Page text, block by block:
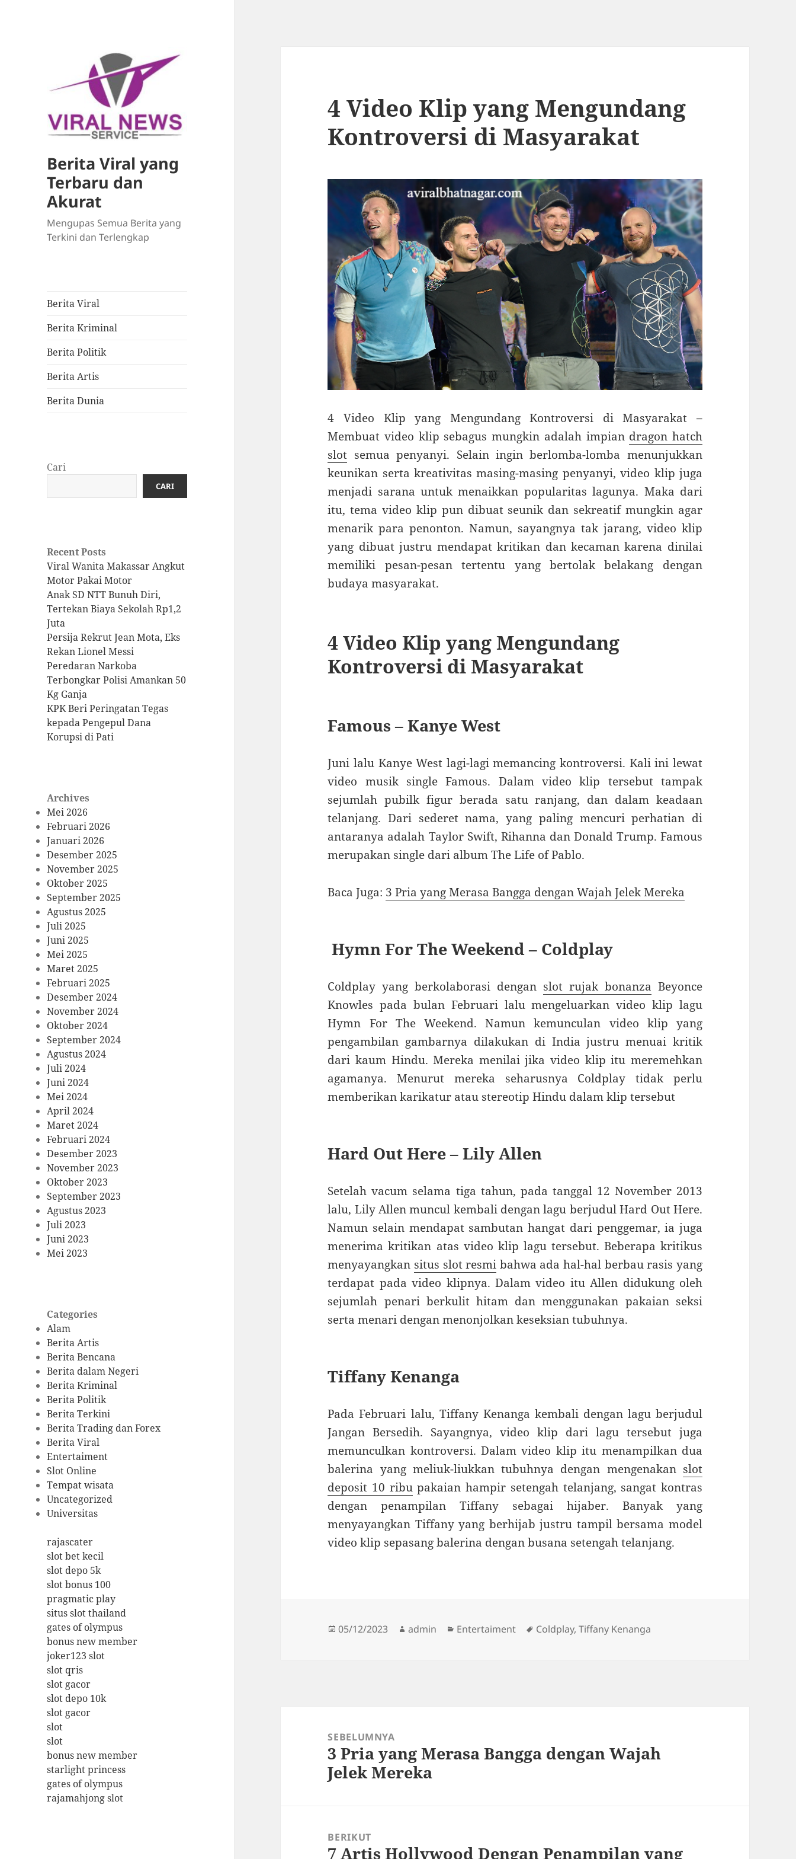
Berita Viral yang
Terbaru dan
Akurat
Mengupas Semua Berita yang
Terkini dan Terlengkap
Berita Viral
Berita Kriminal
Berita Politik
Berita Artis
Berita Dunia
Cari
CARI
Recent Posts
Viral Wanita Makassar Angkut
Motor Pakai Motor
Anak SD NTT Bunuh Diri,
Tertekan Biaya Sekolah Rp1,2
Juta
Persija Rekrut Jean Mota, Eks
Rekan Lionel Messi
Peredaran Narkoba
Terbongkar Polisi Amankan 50
Kg Ganja
KPK Beri Peringatan Tegas
kepada Pengepul Dana
Korupsi di Pati
Archives
Mei 2026
Februari 2026
Januari 2026
Desember 2025
November 2025
Oktober 2025
September 2025
Agustus 2025
Juli 2025
Juni 2025
Mei 2025
Maret 2025
Februari 2025
Desember 2024
November 2024
Oktober 2024
September 2024
Agustus 2024
Juli 2024
Juni 2024
Mei 2024
April 2024
Maret 2024
Februari 2024
Desember 2023
November 2023
Oktober 2023
September 2023
Agustus 2023
Juli 2023
Juni 2023
Mei 2023
Categories
Alam
Berita Artis
Berita Bencana
Berita dalam Negeri
Berita Kriminal
Berita Politik
Berita Terkini
Berita Trading dan Forex
Berita Viral
Entertaiment
Slot Online
Tempat wisata
Uncategorized
Universitas
rajascater
slot bet kecil
slot depo 5k
slot bonus 100
pragmatic play
situs slot thailand
gates of olympus
bonus new member
joker123 slot
slot qris
slot gacor
slot depo 10k
slot gacor
slot
slot
bonus new member
starlight princess
gates of olympus
rajamahjong slot
4 Video Klip yang Mengundang
Kontroversi di Masyarakat
4 Video Klip yang Mengundang Kontroversi di Masyarakat –
Membuat video klip sebagus mungkin adalah impian dragon hatch
slot semua penyanyi. Selain ingin berlomba-lomba menunjukkan
keunikan serta kreativitas masing-masing penyanyi, video klip juga
menjadi sarana untuk menaikkan popularitas lagunya. Maka dari
itu, tema video klip pun dibuat seunik dan sekreatif mungkin agar
menarik para penonton. Namun, sayangnya tak jarang, video klip
yang dibuat justru mendapat kritikan dan kecaman karena dinilai
memiliki pesan-pesan tertentu yang bertolak belakang dengan
budaya masyarakat.
4 Video Klip yang Mengundang
Kontroversi di Masyarakat
Famous – Kanye West
Juni lalu Kanye West lagi-lagi memancing kontroversi. Kali ini lewat
video musik single Famous. Dalam video klip tersebut tampak
sejumlah pubilk figur berada satu ranjang, dan dalam keadaan
telanjang. Dari sederet nama, yang paling mencuri perhatian di
antaranya adalah Taylor Swift, Rihanna dan Donald Trump. Famous
merupakan single dari album The Life of Pablo.
Baca Juga: 3 Pria yang Merasa Bangga dengan Wajah Jelek Mereka
Hymn For The Weekend – Coldplay
Coldplay yang berkolaborasi dengan slot rujak bonanza Beyonce
Knowles pada bulan Februari lalu mengeluarkan video klip lagu
Hymn For The Weekend. Namun kemunculan video klip yang
pengambilan gambarnya dilakukan di India justru menuai kritik
dari kaum Hindu. Mereka menilai jika video klip itu meremehkan
agamanya. Menurut mereka seharusnya Coldplay tidak perlu
memberikan karikatur atau stereotip Hindu dalam klip tersebut
Hard Out Here – Lily Allen
Setelah vacum selama tiga tahun, pada tanggal 12 November 2013
lalu, Lily Allen muncul kembali dengan lagu berjudul Hard Out Here.
Namun selain mendapat sambutan hangat dari penggemar, ia juga
menerima kritikan atas video klip lagu tersebut. Beberapa kritikus
menyayangkan situs slot resmi bahwa ada hal-hal berbau rasis yang
terdapat pada video klipnya. Dalam video itu Allen didukung oleh
sejumlah penari berkulit hitam dan menggunakan pakaian seksi
serta menari dengan menonjolkan keseksian tubuhnya.
Tiffany Kenanga
Pada Februari lalu, Tiffany Kenanga kembali dengan lagu berjudul
Jangan Bersedih. Sayangnya, video klip dari lagu tersebut juga
memunculkan kontroversi. Dalam video klip itu menampilkan dua
balerina yang meliuk-liukkan tubuhnya dengan mengenakan slot
deposit 10 ribupakaian hampir setengah telanjang, sangat kontras
dengan penampilan Tiffany sebagai hijaber. Banyak yang
menyayangkan Tiffany yang berhijab justru tampil bersama model
video klip sepasang balerina dengan busana setengah telanjang.
Diposkan
05/12/2023 Penulis
admin Kategori
Entertaiment Tag
Coldplay,Tiffany Kenanga
SEBELUMNYA
Pos
sebelumnya:
3 Pria yang Merasa Bangga dengan Wajah
Jelek Mereka
BERIKUT
Pos
7 Artis Hollywood Dengan Penampilan yang